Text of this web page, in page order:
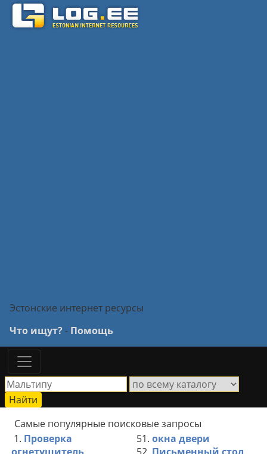
Эстонские интернет ресурсы
Что ищут?- Помощь
Самые популярные поисковые запросы
1. Проверка
огнетушитель
51. окна двери
52. Письменный стол